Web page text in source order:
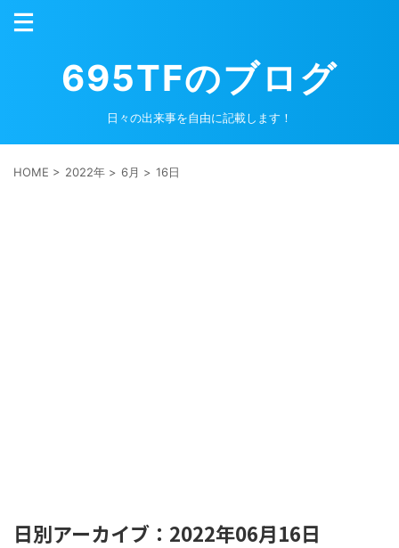
695TFのブログ
日々の出来事を自由に記載します！
HOME > 2022年 > 6月 > 16日
日別アーカイブ：2022年06月16日